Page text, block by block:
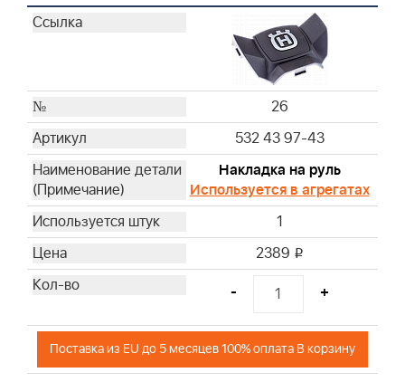
26
532 43 97-43
Накладка на руль
Используется в агрегатах
1
2389 i
- +
Поставка из EU до 5 месяцев 100% оплата В корзину